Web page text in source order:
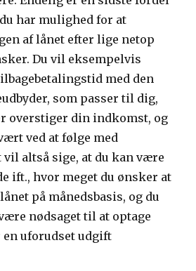
har mulighed for at
af lånet efter lige netop
Du vil eksempelvis
med den
som passer til dig,
overstiger din indkomst, og
ved at følge med
vil altså sige, at du kan være
ift., hvor meget du ønsker at
på månedsbasis, og du
nødsaget til at optage
en uforudset udgift